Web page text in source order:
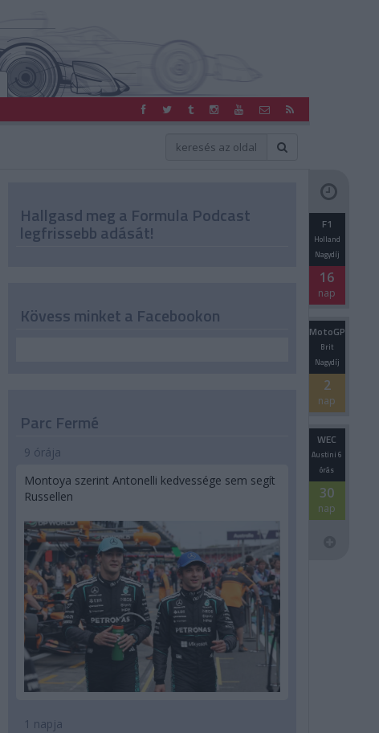
Hallgasd meg a Formula Podcast
legfrissebb adását! F1
Holland
Nagydíj
16
nap
MotoGP
Brit
Nagydíj
2
nap
WEC
Austini 6
órás
30
nap
Kövess minket a Facebookon
Parc Fermé
9 órája
Montoya szerint Antonelli kedvessége sem segít
Russellen
1 napja